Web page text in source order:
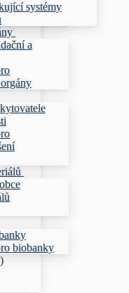
systémy
a
biobanky